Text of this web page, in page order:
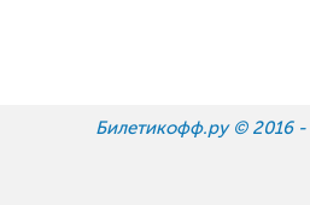
Билетикофф.ру © 2016 -